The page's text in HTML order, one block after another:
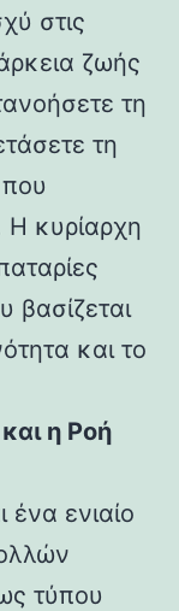
στις
ζωής
τη
τη
Η κυρίαρχη
βασίζεται
και το
η Ροή
ένα ενιαίο
τύπου